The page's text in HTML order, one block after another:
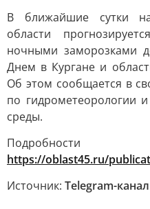
В ближайшие сутки
области
ночными заморозками
Днем в Кургане и
Об этом сообщается в
по гидрометеорологии
среды.
https://oblast45.ru/
Источник: Telegram-